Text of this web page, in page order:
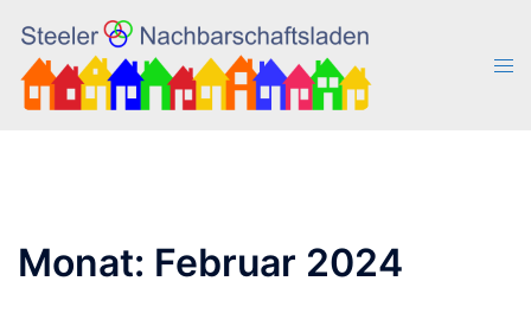
Inhalt
springen
Monat: Februar 2024